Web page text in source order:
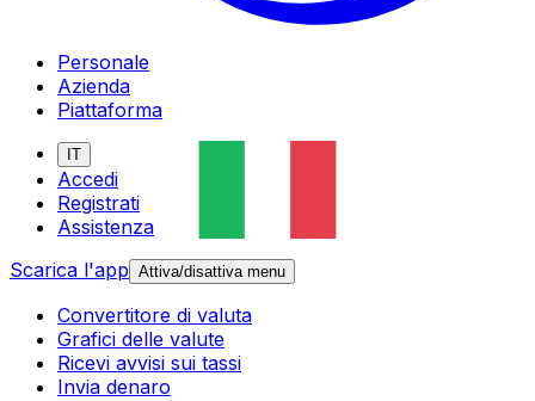
Personale
Azienda
Piattaforma
IT
Accedi
Registrati
Assistenza
Scarica l'app Attiva/disattiva menu
Convertitore di valuta
Grafici delle valute
Ricevi avvisi sui tassi
Invia denaro